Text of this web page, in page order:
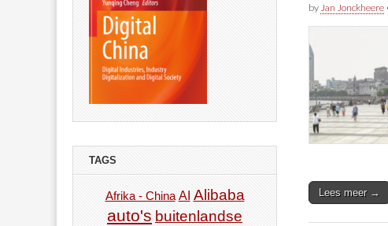
by Jan Jonckheere
Lees meer →
TAGS
Afrika - China AI Alibaba
auto's buitenlandse